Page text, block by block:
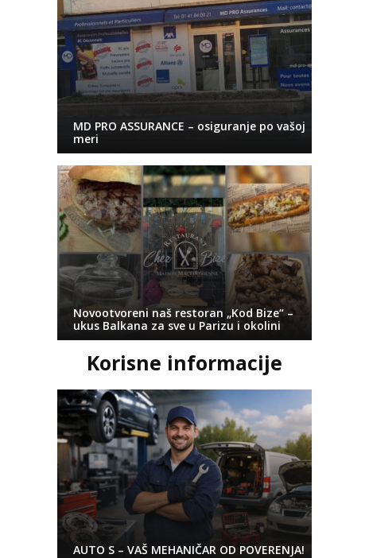
MD PRO ASSURANCE – osiguranje po vašoj
meri
Novootvoreni naš restoran „Kod Bize“ –
ukus Balkana za sve u Parizu i okolini
Korisne informacije
AUTO S – VAŠ MEHANIČAR OD POVERENJA!